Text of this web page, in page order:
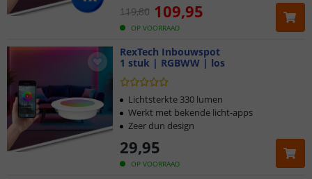
OP VOORRAAD
119,80 109,95
RexTech Inbouwspot
1 stuk | RGBWW | los
OP VOORRAAD
29,95
Lichtsterkte 330 lumen
Werkt met bekende licht-apps
Zeer dun design